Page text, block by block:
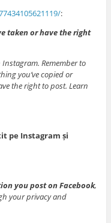
:
taken or have the right
Remember to
you’ve copied or
the right to post. Learn
pe Instagram și
you post on Facebook,
your privacy and